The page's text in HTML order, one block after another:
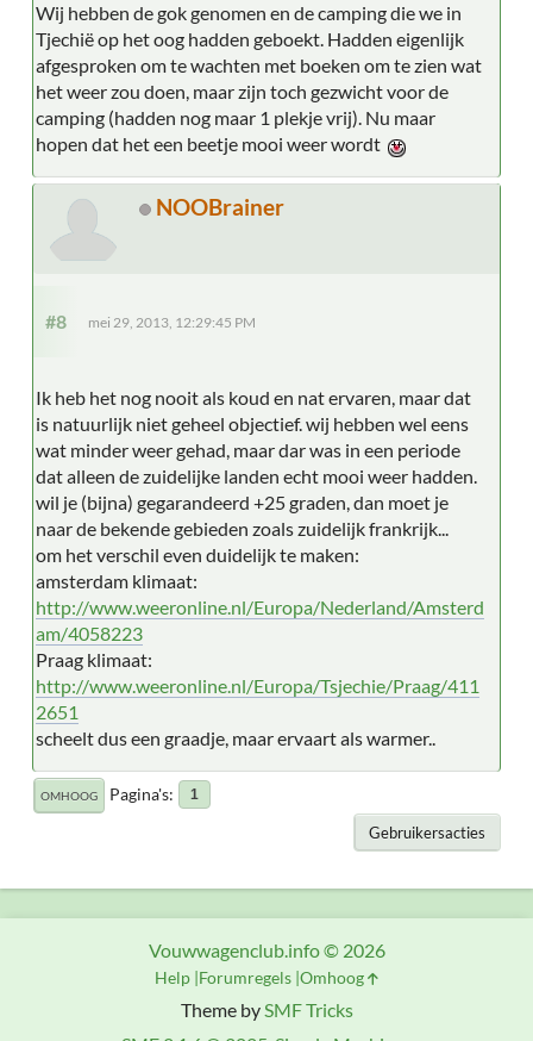
Wij hebben de gok genomen en de camping die we in
Tjechië op het oog hadden geboekt. Hadden eigenlijk
afgesproken om te wachten met boeken om te zien wat
het weer zou doen, maar zijn toch gezwicht voor de
camping (hadden nog maar 1 plekje vrij). Nu maar
hopen dat het een beetje mooi weer wordt
NOOBrainer
#8 mei 29, 2013, 12:29:45 PM
Ik heb het nog nooit als koud en nat ervaren, maar dat
is natuurlijk niet geheel objectief. wij hebben wel eens
wat minder weer gehad, maar dar was in een periode
dat alleen de zuidelijke landen echt mooi weer hadden.
wil je (bijna) gegarandeerd +25 graden, dan moet je
naar de bekende gebieden zoals zuidelijk frankrijk...
om het verschil even duidelijk te maken:
amsterdam klimaat:
http://www.weeronline.nl/Europa/Nederland/Amsterd
am/4058223
Praag klimaat:
http://www.weeronline.nl/Europa/Tsjechie/Praag/411
2651
scheelt dus een graadje, maar ervaart als warmer..
OMHOOG Pagina's 1
Gebruikersacties
Theme bySMF Tricks
Vouwwagenclub.info © 2026
Help Forumregels Omhoog